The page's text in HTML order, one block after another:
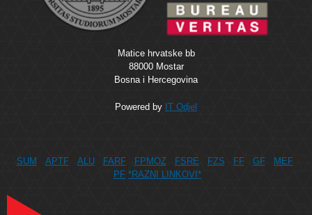
Matice hrvatske bb
88000 Mostar
Bosna i Hercegovina
Powered by IT Odjel
SUM APTF ALU FARF FPMOZ FSRE FZS FF GF
MEF
PF *RAZNI LINKOVI*